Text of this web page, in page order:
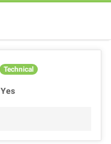
Technical
Yes